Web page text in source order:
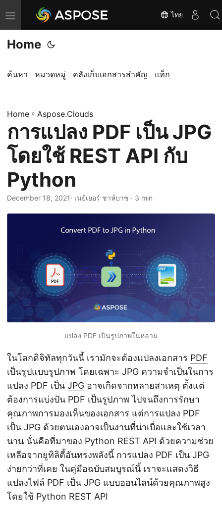
T
o
g
l
a
v
i
g
t
i
o
ไทย
Home
ค้นหา หมวดหมู่ คลังเก็บเอกสารสำคัญ แท็ก
Home » Aspose.Clouds
การแปลง PDF เป็น JPG
โดยใช้ REST API กับ
Python
December 18, 2021· เนย์เยอร์ ชาห์บาซ · 3 min
แปลง PDF เป็นรูปภาพในหลาม
ในโลกดิจิทัลทุกวันนี้ เรามักจะต้องแปลงเอกสาร PDF
เป็นรูปแบบรูปภาพ โดยเฉพาะ JPG ความจำเป็นในการ
แปลง PDF เป็น JPG อาจเกิดจากหลายสาเหตุ ตั้งแต่
ต้องการแบ่งปัน PDF เป็นรูปภาพ ไปจนถึงการรักษา
คุณภาพการมองเห็นของเอกสาร แต่การแปลง PDF
เป็น JPG ด้วยตนเองอาจเป็นงานที่น่าเบื่อและใช้เวลา
นาน นั่นคือที่มาของ Python REST API ด้วยความช่วย
เหลือจากยูทิลิตี้อันทรงพลังนี้ การแปลง PDF เป็น JPG
ง่ายกว่าที่เคย ในคู่มือฉบับสมบูรณ์นี้ เราจะแสดงวิธี
แปลงไฟล์ PDF เป็น JPG แบบออนไลน์ด้วยคุณภาพสูง
โดยใช้ Python REST API